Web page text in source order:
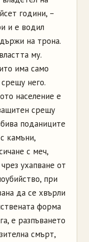
години, –
и е водил
на трона.
му.
има само
него.
население е
срещу
поданиците
камъни,
с меч,
ухапване от
при
да се хвърли
форма
е разпъването
смърт,